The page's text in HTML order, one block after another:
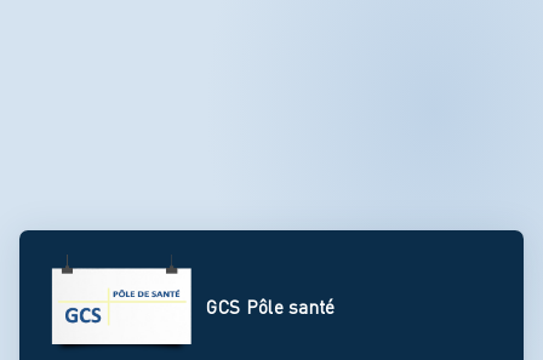
GCS Pôle santé